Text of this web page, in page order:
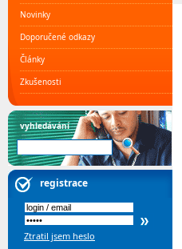
Novinky
Doporučené odkazy
Články
Zkušenosti
vyhledávání
registrace
Ztratil jsem heslo